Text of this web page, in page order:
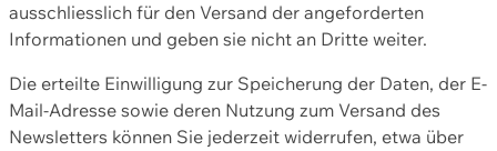
ausschliesslich für den Versand der angeforderten
Informationen und geben sie nicht an Dritte weiter.
Die erteilte Einwilligung zur Speicherung der Daten, der E-
Mail-Adresse sowie deren Nutzung zum Versand des
Newsletters können Sie jederzeit widerrufen, etwa über